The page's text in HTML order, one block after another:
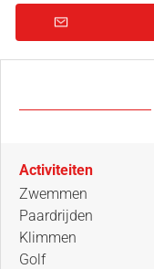
Activiteiten
Zwemmen
Paardrijden
Klimmen
Golf